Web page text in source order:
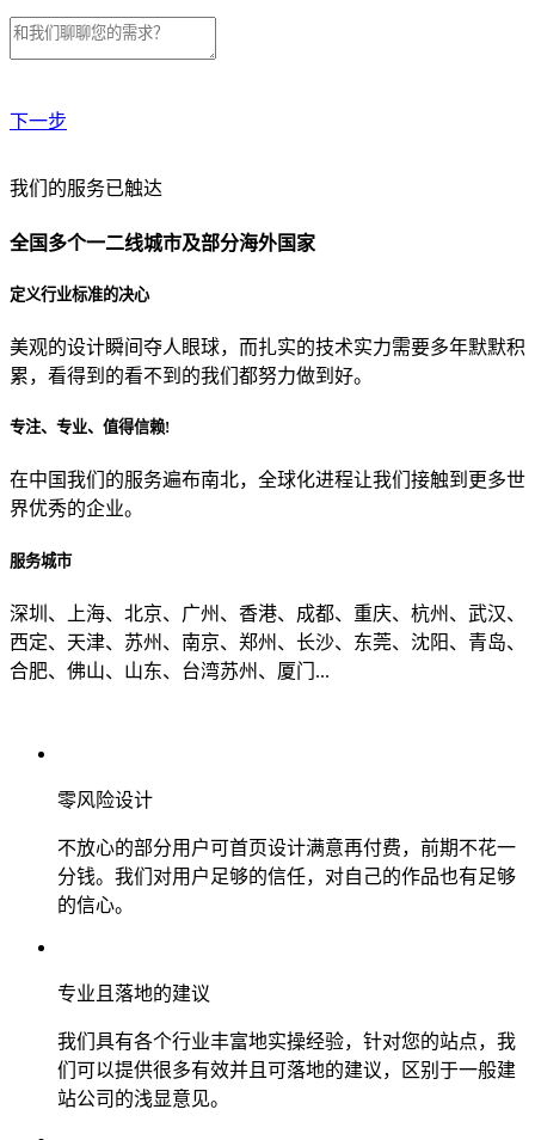
下一步
贵公司预算范围是？
贵公司的团队规模是？
目前主要的营销渠道是？
我们的服务已触达
全国多个一二线城市及部分海外国家
定义行业标准的决心
美观的设计瞬间夺人眼球，而扎实的技术实力需要多年默默积
累，看得到的看不到的我们都努力做到好。
专注、专业、值得信赖!
在中国我们的服务遍布南北，全球化进程让我们接触到更多世
界优秀的企业。
服务城市
深圳、上海、北京、广州、香港、成都、重庆、杭州、武汉、
西定、天津、苏州、南京、郑州、长沙、东莞、沈阳、青岛、
合肥、佛山、山东、台湾苏州、厦门...
零风险设计
不放心的部分用户可首页设计满意再付费，前期不花一
分钱。我们对用户足够的信任，对自己的作品也有足够
的信心。
专业且落地的建议
我们具有各个行业丰富地实操经验，针对您的站点，我
们可以提供很多有效并且可落地的建议，区别于一般建
站公司的浅显意见。